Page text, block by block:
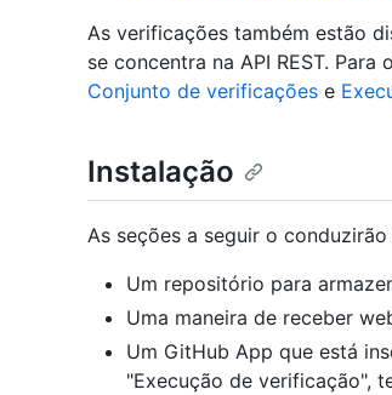
As verificações também estão
se concentra na API REST.
Conjunto de verificações e
Instalação
As seções a seguir o
Um repositório para
Uma maneira de receber
Um GitHub App que está
"Execução de verificação",